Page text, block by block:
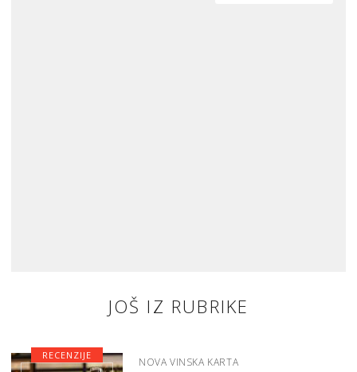
JOŠ IZ RUBRIKE
NOVA VINSKA KARTA
RECENZIJE